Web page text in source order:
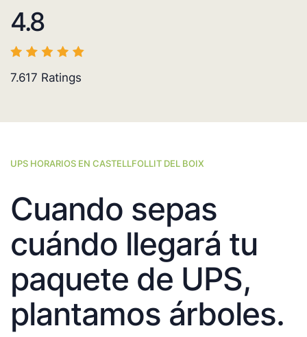
4.8
7.617 Ratings
UPS HORARIOS EN CASTELLFOLLIT DEL BOIX
Cuando sepas
cuándo llegará tu
paquete de UPS,
plantamos árboles.